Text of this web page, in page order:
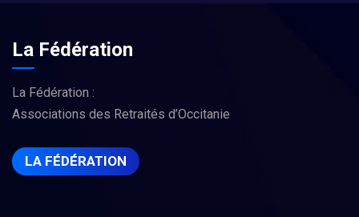
La Fédération
La Fédération :
Associations des Retraités d’Occitanie
LA FÉDÉRATION